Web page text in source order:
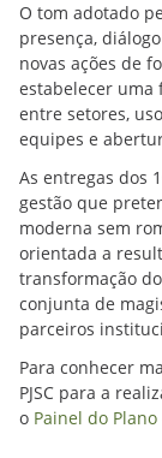
O tom adotado
presença,
novas ações de
estabelecer uma
entre setores,
equipes e
As entregas dos
gestão que
moderna sem
orientada a
transformação
conjunta de
parceiros
Para conhecer
PJSC para a
o Painel do